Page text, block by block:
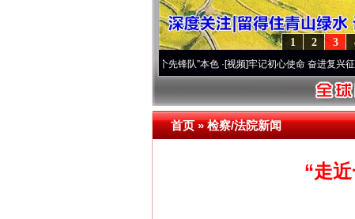
3
2
1
永葆“两个先锋队”本色·[视频]牢记初心使命 奋进复兴征程丨宝塔山
首页»检察/法院新闻
“走